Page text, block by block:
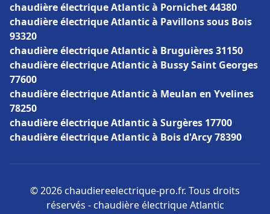
chaudière électrique Atlantic à Pornichet 44380
chaudière électrique Atlantic à Pavillons sous Bois
93320
chaudière électrique Atlantic à Bruguières 31150
chaudière électrique Atlantic à Bussy Saint Georges
77600
chaudière électrique Atlantic à Meulan en Yvelines
78250
chaudière électrique Atlantic à Surgères 17700
chaudière électrique Atlantic à Bois d'Arcy 78390
© 2026 chaudiereelectrique-pro.fr. Tous droits
réservés - chaudière électrique Atlantic